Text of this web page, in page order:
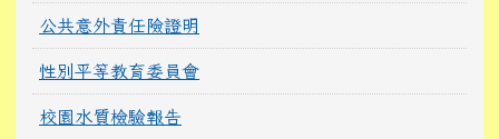
公共意外責任險證明
性別平等教育委員會
校園水質檢驗報告